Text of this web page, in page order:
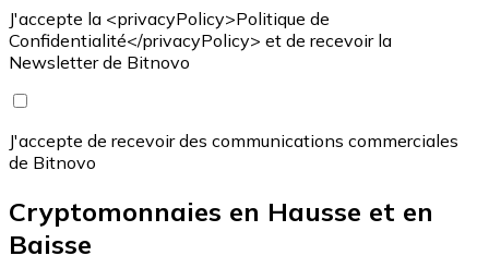
J'accepte la <privacyPolicy>Politique de
Confidentialité</privacyPolicy> et de recevoir la
Newsletter de Bitnovo
J'accepte de recevoir des communications commerciales
de Bitnovo
Cryptomonnaies en Hausse et en
Baisse